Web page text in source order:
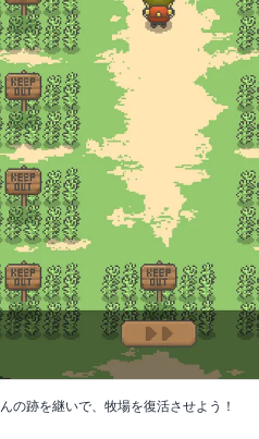
跡を継いで、牧場を復活させよう！